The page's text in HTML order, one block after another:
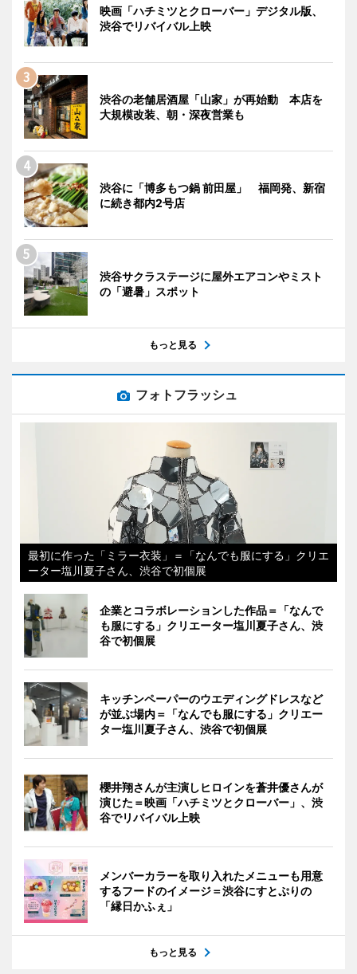
映画「ハチミツとクローバー」デジタル版、
渋谷でリバイバル上映
渋谷の老舗居酒屋「山家」が再始動 本店を
大規模改装、朝・深夜営業も
渋谷に「博多もつ鍋 前田屋」 福岡発、新宿
に続き都内2号店
渋谷サクラステージに屋外エアコンやミスト
の「避暑」スポット
もっと見る
フォトフラッシュ
最初に作った「ミラー衣装」＝「なんでも服にする」クリエ
ーター塩川夏子さん、渋谷で初個展
企業とコラボレーションした作品＝「なんで
も服にする」クリエーター塩川夏子さん、渋
谷で初個展
キッチンペーパーのウエディングドレスなど
が並ぶ場内＝「なんでも服にする」クリエー
ター塩川夏子さん、渋谷で初個展
櫻井翔さんが主演しヒロインを蒼井優さんが
演じた＝映画「ハチミツとクローバー」、渋
谷でリバイバル上映
メンバーカラーを取り入れたメニューも用意
するフードのイメージ＝渋谷にすとぷりの
「縁日かふぇ」
もっと見る